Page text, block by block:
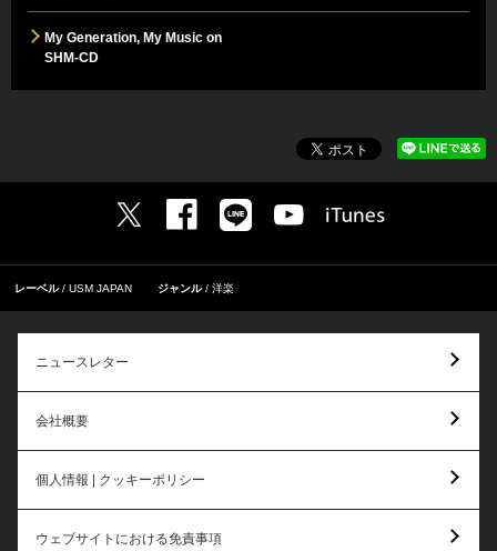
My Generation, My Music on
SHM-CD
レーベル USM JAPAN ジャンル 洋楽
ニュースレター
会社概要
個人情報 | クッキーポリシー
ウェブサイトにおける免責事項